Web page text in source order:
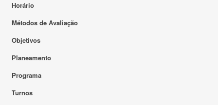
Horário
Métodos de Avaliação
Objetivos
Planeamento
Programa
Turnos